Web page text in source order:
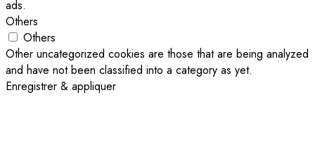
ads.
Others
Others
Other uncategorized cookies are those that are being analyzed
and have not been classified into a category as yet.
Enregistrer & appliquer